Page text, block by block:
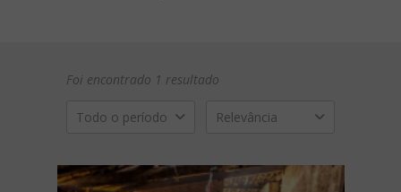
Foi encontrado 1 resultado
Todo o período Relevância